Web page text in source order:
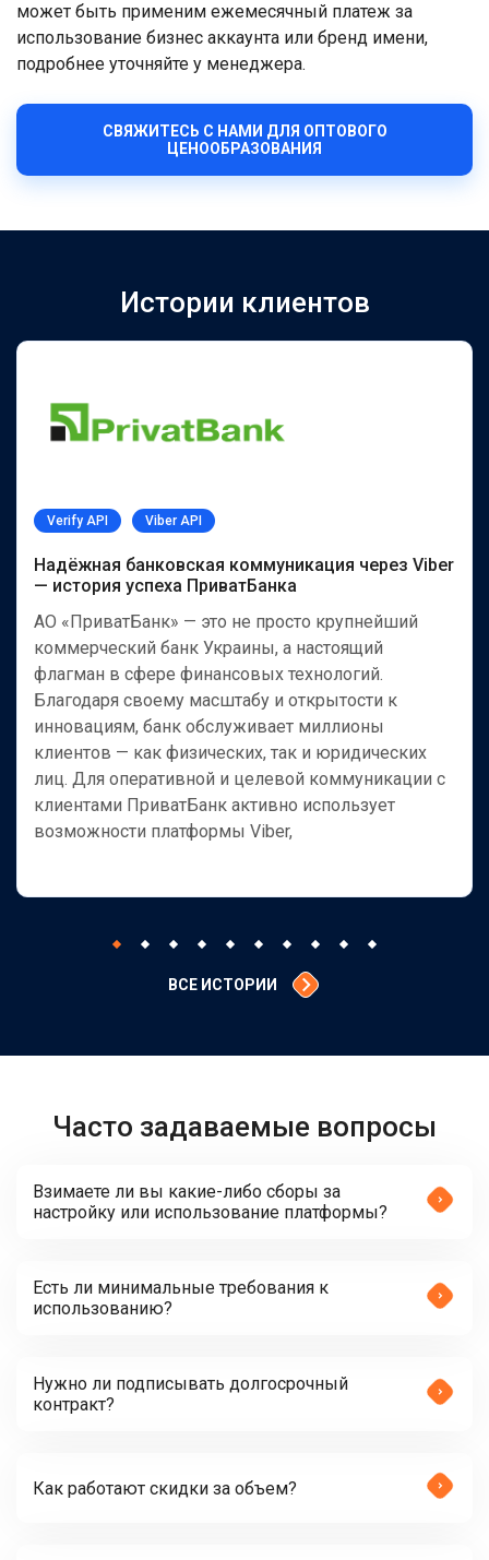
может быть применим ежемесячный платеж за
использование бизнес аккаунта или бренд имени,
подробнее уточняйте у менеджера.
СВЯЖИТЕСЬ С НАМИ ДЛЯ ОПТОВОГО
ЦЕНООБРАЗОВАНИЯ
Истории клиентов
Verify API Viber API
Надёжная банковская коммуникация через Viber
— история успеха ПриватБанка
АО «ПриватБанк» — это не просто крупнейший
коммерческий банк Украины, а настоящий
флагман в сфере финансовых технологий.
Благодаря своему масштабу и открытости к
инновациям, банк обслуживает миллионы
клиентов — как физических, так и юридических
лиц. Для оперативной и целевой коммуникации с
клиентами ПриватБанк активно использует
возможности платформы Viber,
ВСЕ ИСТОРИИ
Часто задаваемые вопросы
Взимаете ли вы какие-либо сборы за
настройку или использование платформы?
Есть ли минимальные требования к
использованию?
Нужно ли подписывать долгосрочный
контракт?
Как работают скидки за объем?